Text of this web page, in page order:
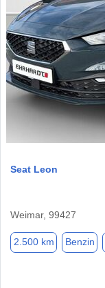
Seat Leon
Weimar, 99427
2.500 km Benzin